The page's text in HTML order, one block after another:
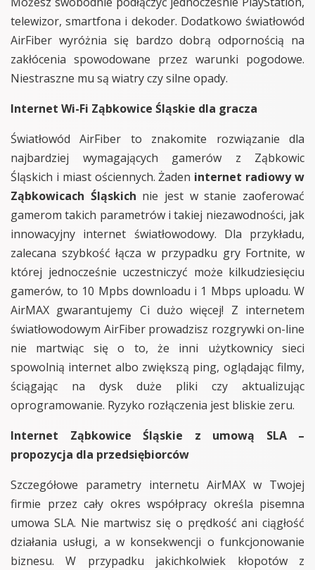
telewizor, smartfona i dekoder. Dodatkowo światłowód
AirFiber wyróżnia się bardzo dobrą odpornością na
zakłócenia spowodowane przez warunki pogodowe.
Niestraszne mu są wiatry czy silne opady.
Internet Wi-Fi Ząbkowice Śląskie dla gracza
Światłowód AirFiber to znakomite rozwiązanie dla
najbardziej wymagających gamerów z Ząbkowic
Śląskich i miast ościennych. Żaden internet radiowy w
Ząbkowicach Śląskich nie jest w stanie zaoferować
gamerom takich parametrów i takiej niezawodności, jak
innowacyjny internet światłowodowy. Dla przykładu,
zalecana szybkość łącza w przypadku gry Fortnite, w
której jednocześnie uczestniczyć może kilkudziesięciu
gamerów, to 10 Mpbs downloadu i 1 Mbps uploadu. W
AirMAX gwarantujemy Ci dużo więcej! Z internetem
światłowodowym AirFiber prowadzisz rozgrywki on-line
nie martwiąc się o to, że inni użytkownicy sieci
spowolnią internet albo zwiększą ping, oglądając filmy,
ściągając na dysk duże pliki czy aktualizując
oprogramowanie. Ryzyko rozłączenia jest bliskie zeru.
Internet Ząbkowice Śląskie z umową SLA –
propozycja dla przedsiębiorców
Szczegółowe parametry internetu AirMAX w Twojej
firmie przez cały okres współpracy określa pisemna
umowa SLA. Nie martwisz się o prędkość ani ciągłość
działania usługi, a w konsekwencji o funkcjonowanie
biznesu. W przypadku jakichkolwiek kłopotów z